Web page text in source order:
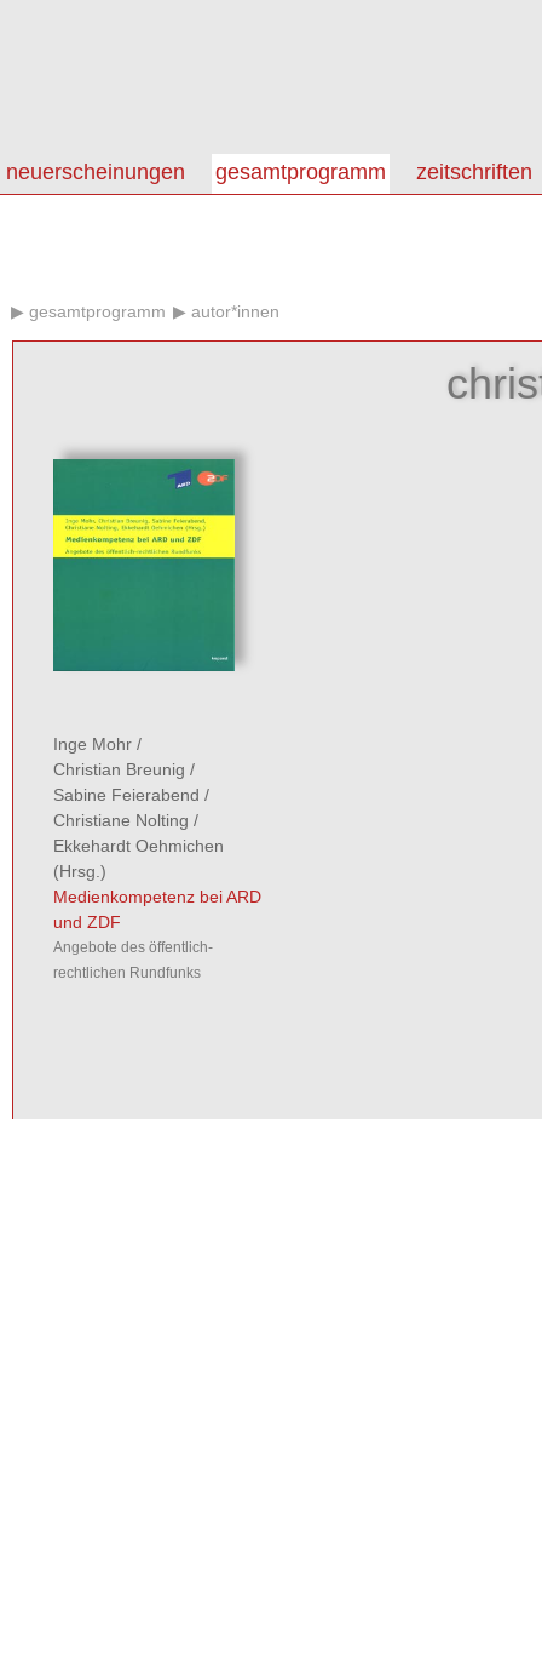
neuerscheinungen gesamtprogramm zeitschriften
gesamtprogramm autor*innen
Inge Mohr /
Christian Breunig /
Sabine Feierabend /
Christiane Nolting /
Ekkehardt Oehmichen
(Hrsg.)
Medienkompetenz bei ARD
und ZDF
Angebote des öffentlich-
rechtlichen Rundfunks